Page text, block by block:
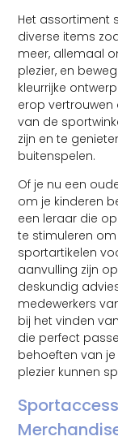
Het assortiment
diverse items
meer, allemaal
plezier, en
kleurrijke
erop
van de
zijn en te
buitenspelen.
Of je nu een
om je kinderen
een leraar die
te stimuleren
sportartikelen
aanvulling zijn
deskundig
medewerkers
bij het vinden
die perfect
behoeften van
plezier kunnen